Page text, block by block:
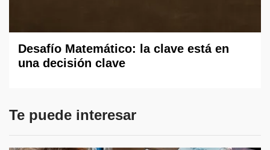
Desafío Matemático: la clave está en
una decisión clave
Te puede interesar